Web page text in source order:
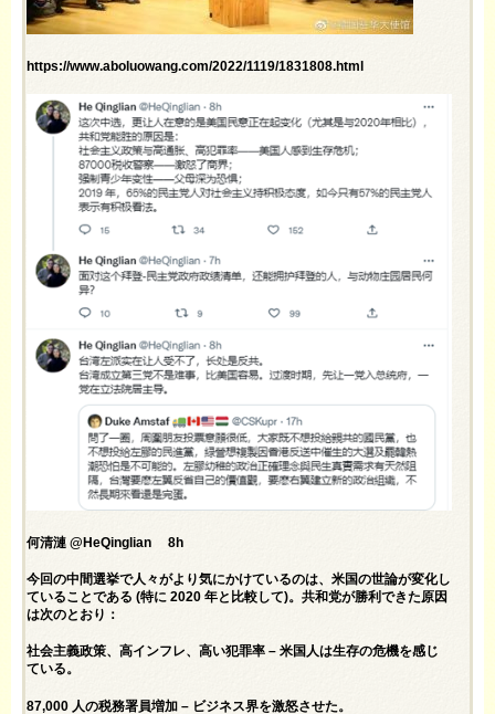
https://www.aboluowang.com/2022/1119/1831808.html
何清漣 @HeQinglian 8h
今回の中間選挙で人々がより気にかけているのは、米国の世論が変化し
ていることである (特に 2020 年と比較して)。共和党が勝利できた原因
は次のとおり：
社会主義政策、高インフレ、高い犯罪率 – 米国人は生存の危機を感じ
ている。
87,000 人の税務署員増加 – ビジネス界を激怒させた。